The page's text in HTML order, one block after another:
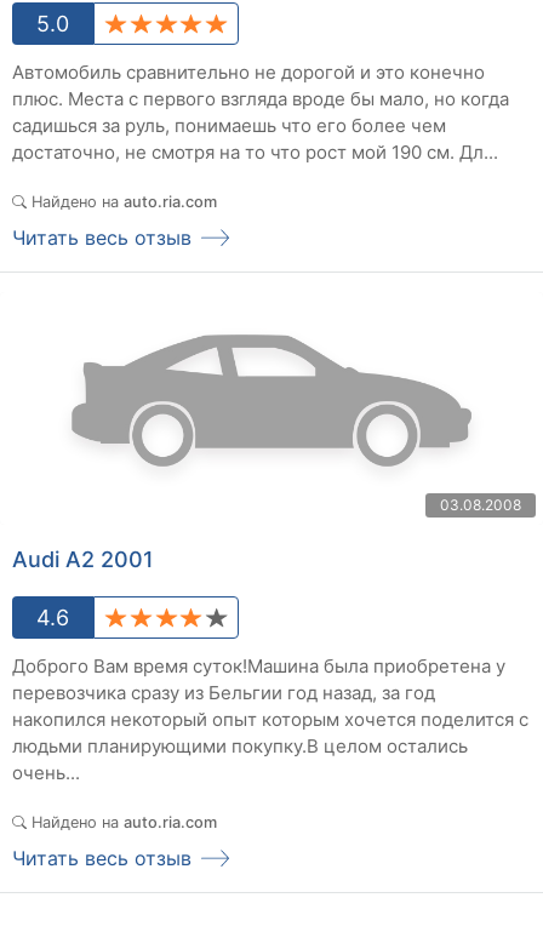
5.0
Автомобиль сравнительно не дорогой и это конечно
плюс. Места с первого взгляда вроде бы мало, но когда
садишься за руль, понимаешь что его более чем
достаточно, не смотря на то что рост мой 190 см. Дл...
Найдено на auto.ria.com
Читать весь отзыв
03.08.2008
Audi A2 2001
4.6
Доброго Вам время суток!Машина была приобретена у
перевозчика сразу из Бельгии год назад, за год
накопился некоторый опыт которым хочется поделится с
людьми планирующими покупку.В целом остались
очень...
Найдено на auto.ria.com
Читать весь отзыв